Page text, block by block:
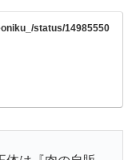
status/14985550